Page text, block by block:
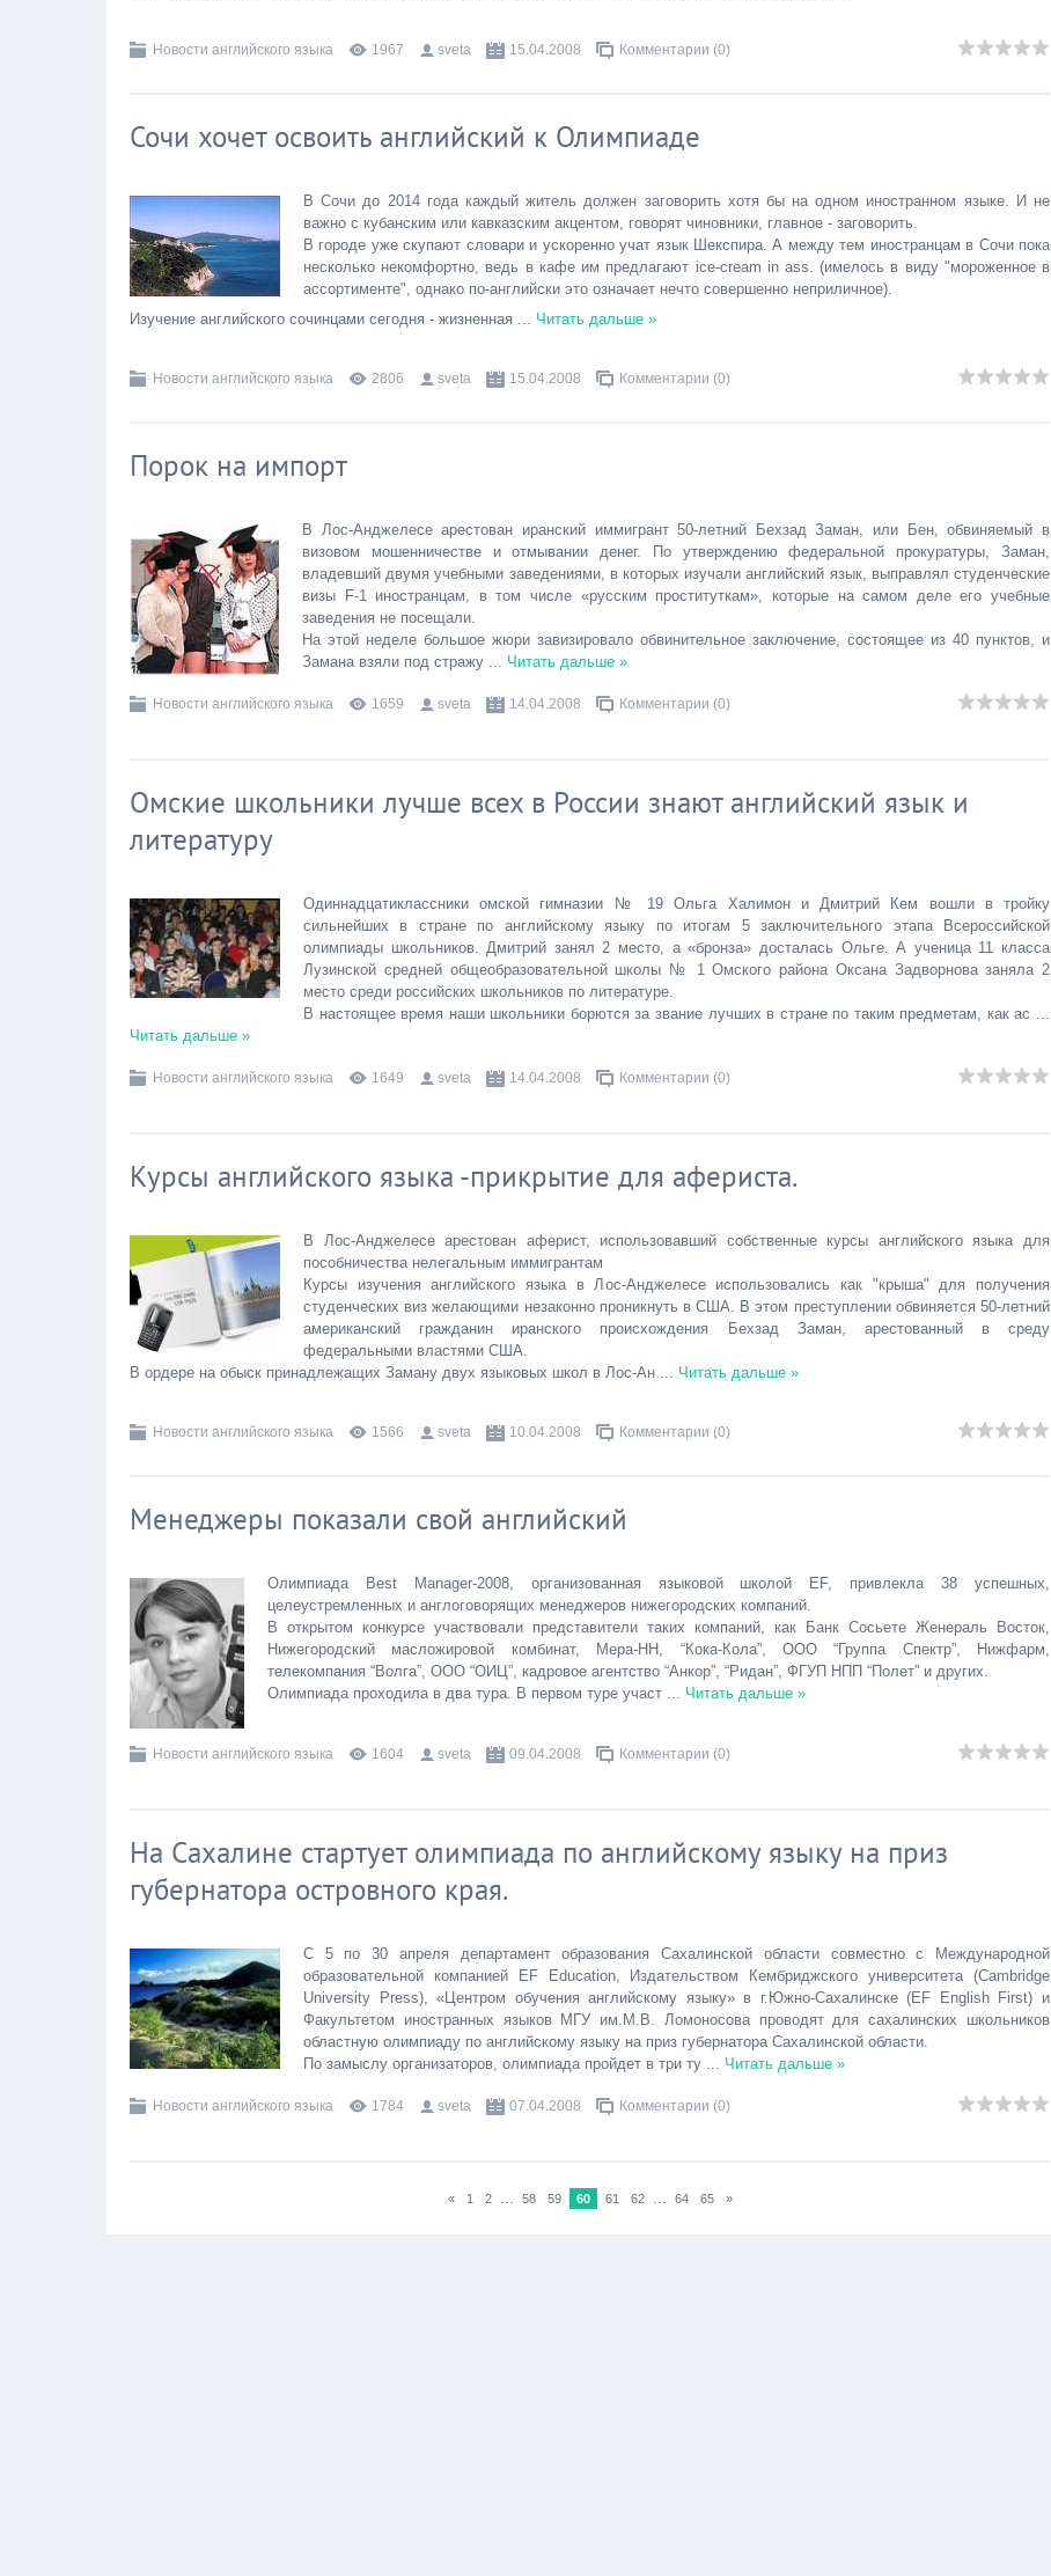
Новости английского языка 1967 sveta 15.04.2008 Комментарии (0)
Сочи хочет освоить английский к Олимпиаде
В Сочи до 2014 года каждый житель должен заговорить хотя бы на одном иностранном языке. И не
важно с кубанским или кавказским акцентом, говорят чиновники, главное - заговорить.
В городе уже скупают словари и ускоренно учат язык Шекспира. А между тем иностранцам в Сочи пока
несколько некомфортно, ведь в кафе им предлагают ice-cream in ass. (имелось в виду "мороженное в
ассортименте", однако по-английски это означает нечто совершенно неприличное).
Изучение английского сочинцами сегодня - жизненная ... Читать дальше »
Новости английского языка 2806 sveta 15.04.2008 Комментарии (0)
Порок на импорт
В Лос-Анджелесе арестован иранский иммигрант 50-летний Бехзад Заман, или Бен, обвиняемый в
визовом мошенничестве и отмывании денег. По утверждению федеральной прокуратуры, Заман,
владевший двумя учебными заведениями, в которых изучали английский язык, выправлял студенческие
визы F-1 иностранцам, в том числе «русским проституткам», которые на самом деле его учебные
заведения не посещали.
На этой неделе большое жюри завизировало обвинительное заключение, состоящее из 40 пунктов, и
Замана взяли под стражу ... Читать дальше »
Новости английского языка 1659 sveta 14.04.2008 Комментарии (0)
Омские школьники лучше всех в России знают английский язык и
литературу
Одиннадцатиклассники омской гимназии № 19 Ольга Халимон и Дмитрий Кем вошли в тройку
сильнейших в стране по английскому языку по итогам 5 заключительного этапа Всероссийской
олимпиады школьников. Дмитрий занял 2 место, а «бронза» досталась Ольге. А ученица 11 класса
Лузинской средней общеобразовательной школы № 1 Омского района Оксана Задворнова заняла 2
место среди российских школьников по литературе.
В настоящее время наши школьники борются за звание лучших в стране по таким предметам, как ас ...
Читать дальше »
Новости английского языка 1649 sveta 14.04.2008 Комментарии (0)
Курсы английского языка -прикрытие для афериста.
В Лос-Анджелесе арестован аферист, использовавший собственные курсы английского языка для
пособничества нелегальным иммигрантам
Курсы изучения английского языка в Лос-Анджелесе использовались как "крыша" для получения
студенческих виз желающими незаконно проникнуть в США. В этом преступлении обвиняется 50-летний
американский гражданин иранского происхождения Бехзад Заман, арестованный в среду
федеральными властями США.
В ордере на обыск принадлежащих Заману двух языковых школ в Лос-Ан ... Читать дальше »
Новости английского языка 1566 sveta 10.04.2008 Комментарии (0)
Менеджеры показали свой английский
Олимпиада Best Manager-2008, организованная языковой школой ЕF, привлекла 38 успешных,
целеустремленных и англоговорящих менеджеров нижегородских компаний.
В открытом конкурсе участвовали представители таких компаний, как Банк Сосьете Женераль Восток,
Нижегородский масложировой комбинат, Мера-НН, “Кока-Кола”, ООО “Группа Спектр”, Нижфарм,
телекомпания “Волга”, ООО “ОИЦ”, кадровое агентство “Анкор”, “Ридан”, ФГУП НПП “Полет” и других.
Олимпиада проходила в два тура. В первом туре участ ... Читать дальше »
Новости английского языка 1604 sveta 09.04.2008 Комментарии (0)
На Сахалине стартует олимпиада по английскому языку на приз
губернатора островного края.
С 5 по 30 апреля департамент образования Сахалинской области совместно с Международной
образовательной компанией EF Education, Издательством Кембриджского университета (Cambridge
University Press), «Центром обучения английскому языку» в г.Южно-Сахалинске (EF English First) и
Факультетом иностранных языков МГУ им.М.В. Ломоносова проводят для сахалинских школьников
областную олимпиаду по английскому языку на приз губернатора Сахалинской области.
По замыслу организаторов, олимпиада пройдет в три ту ... Читать дальше »
Новости английского языка 1784 sveta 07.04.2008 Комментарии (0)
« 1 2 ... 58 59 60 61 62 ... 64 65 »